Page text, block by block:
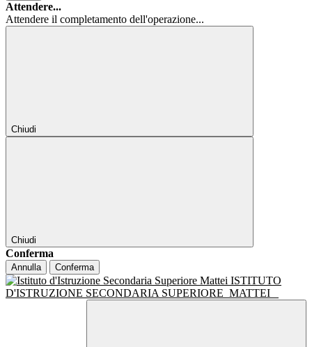
Attendere...
Attendere il completamento dell'operazione...
Chiudi
Chiudi
Conferma
Annulla Conferma
ISTITUTO
D'ISTRUZIONE SECONDARIA SUPERIORE MATTEI